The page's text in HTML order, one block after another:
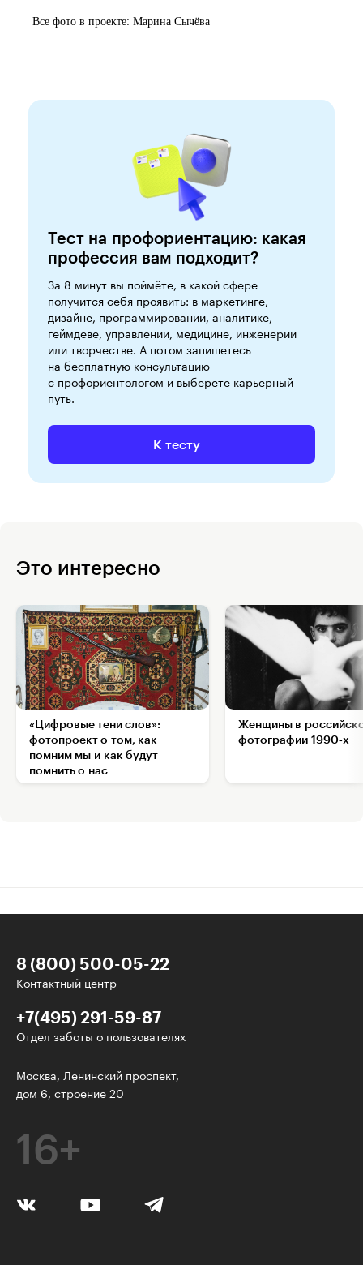
Все фото в проекте: Марина Сычёва
Тест на профориентацию: какая
профессия вам подходит?
За 8 минут вы поймёте, в какой сфере
получится себя проявить: в маркетинге,
дизайне, программировании, аналитике,
геймдеве, управлении, медицине, инженерии
или творчестве. А потом запишетесь
на бесплатную консультацию
с профориентологом и выберете карьерный
путь.
К тесту
Это интересно
«Цифровые тени слов»:
фотопроект о том, как
помним мы и как будут
помнить о нас
Женщины в
фотографии 1990‑х
8 (800) 500-05-22
Контактный центр
+7(495) 291-59-87
Отдел заботы о пользователях
Москва, Ленинский проспект,
дом 6, строение 20
16+
Интересное - на почту!
Выберите тему рассылки
Дизайн
Программирование